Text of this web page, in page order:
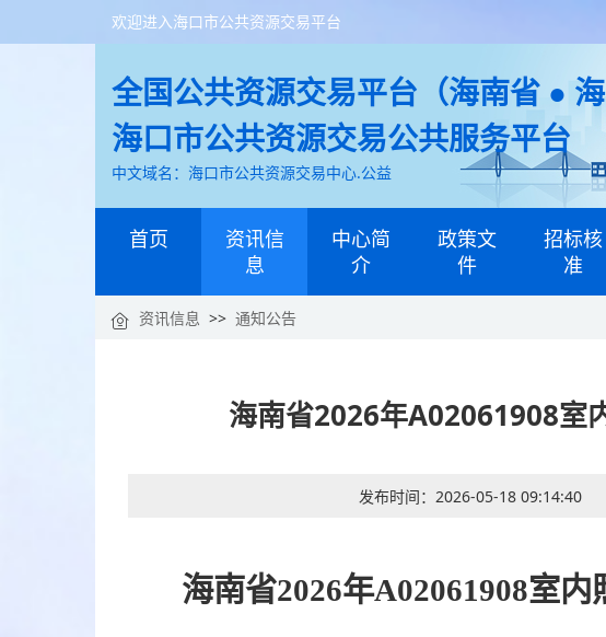
欢迎进入海口市公共资源交易平台
全国公共资源交易平台（海南省 ●
海口市公共资源交易公共服务平台
中文域名：海口市公共资源交易中心.公益
首页
资讯信
息
中心简
介
政策文
件
招标核
准
资讯信息 >> 通知公告
海南省2026年A02061908室
发布时间： 2026-05-18 09:14:40
海南省2026年A02061908室